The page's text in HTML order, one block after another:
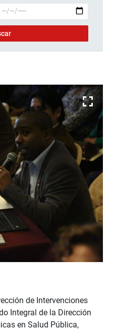
de Intervenciones
Integral de la Dirección
en Salud Pública,